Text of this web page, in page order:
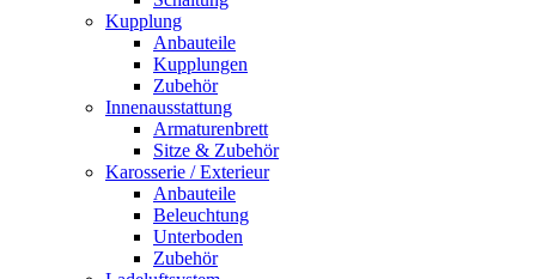
Kupplung
Anbauteile
Kupplungen
Zubehör
Innenausstattung
Armaturenbrett
Sitze & Zubehör
Karosserie / Exterieur
Anbauteile
Beleuchtung
Unterboden
Zubehör